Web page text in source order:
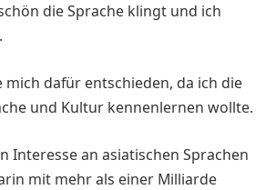
die Sprache klingt und ich
mich dafür entschieden, da ich die
und Kultur kennenlernen wollte.
Interesse an asiatischen Sprachen
mit mehr als einer Milliarde